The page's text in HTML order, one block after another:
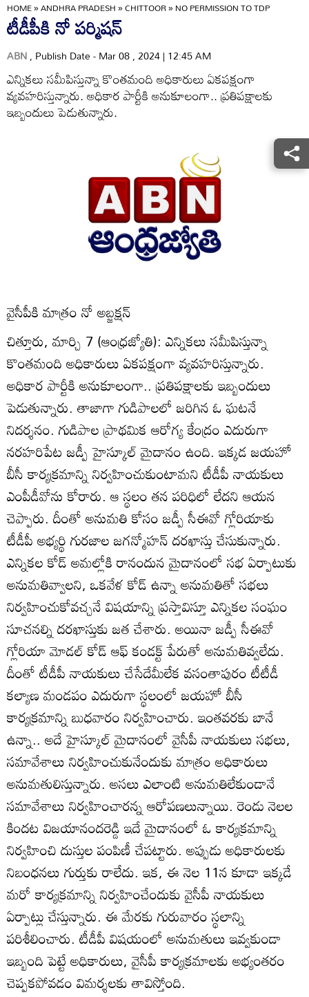
HOME»ANDHRA PRADESH»CHITTOOR»NO PERMISSION TO TDP
టీడీపీకి నో పర్మిషన్‌
ABN, Publish Date - Mar 08 , 2024 | 12:45 AM
ఎన్నికలు సమీపిస్తున్నా కొంతమంది అధికారులు ఏకపక్షంగా
వ్యవహరిస్తున్నారు. అధికార పార్టీకి అనుకూలంగా.. ప్రతిపక్షాలకు
ఇబ్బందులు పెడుతున్నారు.
వైసీపీకి మాత్రం నో అబ్జక్షన్‌
చిత్తూరు, మార్చి 7 (ఆంధ్రజ్యోతి): ఎన్నికలు సమీపిస్తున్నా
కొంతమంది అధికారులు ఏకపక్షంగా వ్యవహరిస్తున్నారు.
అధికార పార్టీకి అనుకూలంగా.. ప్రతిపక్షాలకు ఇబ్బందులు
పెడుతున్నారు. తాజాగా గుడిపాలలో జరిగిన ఓ ఘటనే
నిదర్శనం. గుడిపాల ప్రాథమిక ఆరోగ్య కేంద్రం ఎదురుగా
నరహరిపేట జడ్పీ హైస్కూల్‌ మైదానం ఉంది. ఇక్కడ జయహో
బీసీ కార్యక్రమాన్ని నిర్వహించుకుంటామని టీడీపీ నాయకులు
ఎంపీడీవోను కోరారు. ఆ స్థలం తన పరిధిలో లేదని ఆయన
చెప్పారు. దీంతో అనుమతి కోసం జడ్పీ సీఈవో గ్లోరియాకు
టీడీపీ అభ్యర్థి గురజాల జగన్మోహన్‌ దరఖాస్తు చేసుకున్నారు.
ఎన్నికల కోడ్‌ అమల్లోకి రానందున మైదానంలో సభ ఏర్పాటుకు
అనుమతివ్వాలని, ఒకవేళ కోడ్‌ ఉన్నా అనుమతితో సభలు
నిర్వహించుకోవచ్చనే విషయాన్ని ప్రస్తావిస్తూ ఎన్నికల సంఘం
సూచనల్ని దరఖాస్తుకు జత చేశారు. అయినా జడ్పీ సీఈవో
గ్లోరియా మోడల్‌ కోడ్‌ ఆఫ్‌ కండక్ట్‌ పేరుతో అనుమతివ్వలేదు.
దీంతో టీడీపీ నాయకులు చేసేదేమీలేక వసంతాపురం టీటీడీ
కల్యాణ మండపం ఎదురుగా స్థలంలో జయహో బీసీ
కార్యక్రమాన్ని బుధవారం నిర్వహించారు. ఇంతవరకు బానే
ఉన్నా.. అదే హైస్కూల్‌ మైదానంలో వైసీపీ నాయకులు సభలు,
సమావేశాలు నిర్వహించుకునేందుకు మాత్రం అధికారులు
అనుమతులిస్తున్నారు. అసలు ఎలాంటి అనుమతిలేకుండానే
సమావేశాలు నిర్వహించారన్న ఆరోపణలున్నాయి. రెండు నెలల
కిందట విజయానందరెడ్డి ఇదే మైదానంలో ఓ కార్యక్రమాన్ని
నిర్వహించి దుస్తుల పంపిణీ చేపట్టారు. అప్పుడు అధికారులకు
నిబంధనలు గుర్తుకు రాలేదు. ఇక, ఈ నెల 11న కూడా ఇక్కడే
మరో కార్యక్రమాన్ని నిర్వహించేందుకు వైసీపీ నాయకులు
ఏర్పాట్లు చేస్తున్నారు. ఈ మేరకు గురువారం స్థలాన్ని
పరిశీలించారు. టీడీపీ విషయంలో అనుమతులు ఇవ్వకుండా
ఇబ్బంది పెట్టే అధికారులు, వైసీపీ కార్యక్రమాలకు అభ్యంతరం
చెప్పకపోవడం విమర్శలకు తావిస్తోంది.